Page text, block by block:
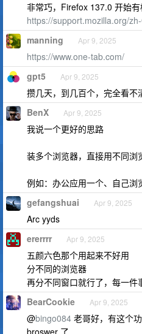
非常巧，Firefox 137.0 开始有
https://support.mozilla.org/
manning Apr 9, 2025
https://www.one-tab.com/
gpt5 Apr 9, 2025
攒几天，到几百个，完全看不
BenX Apr 9, 2025
我说一个更好的思路
装多个浏览器，直接用不同浏
例如：办公应用一个、自己浏
gefangshuai Apr 9, 2025
Arc yyds
ererrrr Apr 9, 2025
五颜六色那个用起来不好用
分不同的浏览器
再分不同窗口就行了，每一件
BearCookie Apr 9, 2025
@bingo084 老哥好，有这个
broswer 了